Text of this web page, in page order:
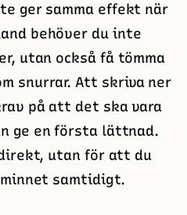
ger samma effekt när
behöver du inte
utan också få tömma
snurrar. Att skriva ner
på att det ska vara
ge en första lättnad.
utan för att du
samtidigt.